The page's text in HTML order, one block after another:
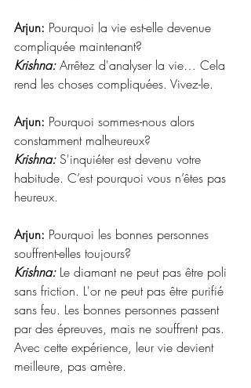
Arjun: Pourquoi la vie est-elle devenue
compliquée maintenant?
Krishna: Arrêtez d'analyser la vie… Cela
rend les choses compliquées. Vivez-le.
Arjun: Pourquoi sommes-nous alors
constamment malheureux?
Krishna: S'inquiéter est devenu votre
habitude. C’est pourquoi vous n’êtes pas
heureux.
Arjun: Pourquoi les bonnes personnes
souffrent-elles toujours?
Krishna: Le diamant ne peut pas être poli
sans friction. L'or ne peut pas être purifié
sans feu. Les bonnes personnes passent
par des épreuves, mais ne souffrent pas.
Avec cette expérience, leur vie devient
meilleure, pas amère.